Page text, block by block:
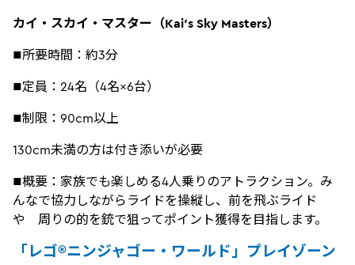
カイ・スカイ・マスター（Kai’s Sky Masters）
■所要時間：約3分
■定員：24名（4名×6台）
■制限：90cm以上
130cm未満の方は付き添いが必要
■概要：家族でも楽しめる4人乗りのアトラクション。み
んなで協力しながらライドを操縦し、前を飛ぶライド
や 周りの的を銃で狙ってポイント獲得を目指します。
「レゴ®ニンジャゴー・ワールド」プレイゾーン